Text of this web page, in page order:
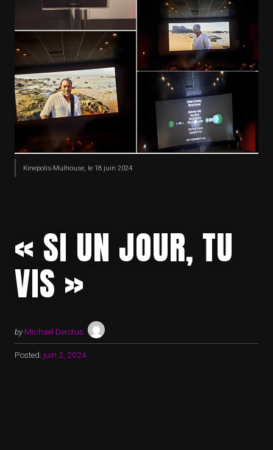
Kinepolis-Mulhouse, le 18 juin 2024
« SI UN JOUR, TU
VIS »
by Michael Derotus
Posted: juin 2, 2024